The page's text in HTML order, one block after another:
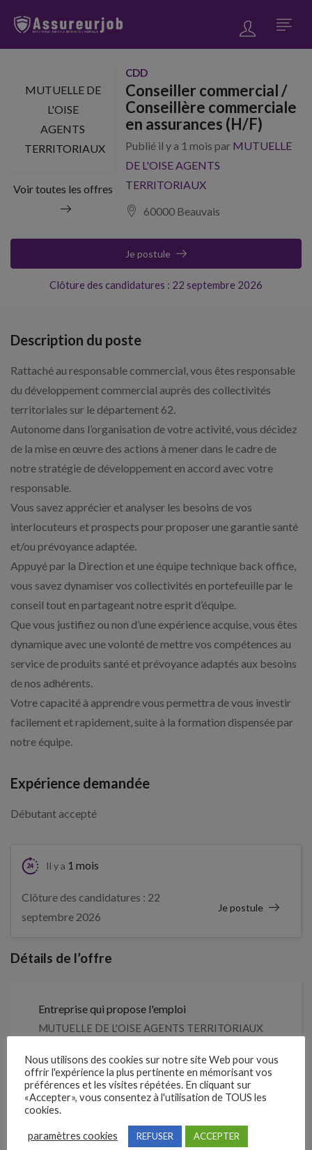
MUTUELLE DE
L'OISE
AGENTS
TERRITORIAUX
Voir toutes les offres
CDD
Conseiller commercial /
Conseillère commerciale
en assurances (H/F)
Publié il y a 1 mois par MUTUELLE
DE L'OISE AGENTS
TERRITORIAUX
60000 Beauvais
Clôture des candidatures : 22 septembre 2026
Je postule
Description du poste
Rattaché au responsable commercial, vous êtes responsable
du développement commercial auprès des collectivités
territoriales sur le département 62.
Autonome dans l’organisation de votre activité, vous décidez
de la mise en œuvre des actions à mener dans le cadre de
notre stratégie de développement en accord avec votre
responsable.
Vous savez apprécier et analyser les besoins de vos
interlocuteurs et prospects pour proposer une garantie santé
et/ou prévoyance adaptée.
Appuyé par la Direction et une équipe technique back office,
vous savez dynamiser vos collectivités en portefeuille par le
conseil tout en partageant notre esprit d’équipe.
Que vous justifiez ou non d’une expérience acquise, vous êtes
dynamique avec une volonté de mettre vos compétences au
service de produits santé et prévoyance adaptés aux besoins
de nos adhérents.
Votre capacité à apprendre vous permettra de vous investir
facilement et rapidement, suite à la formation dispensée par
notre équipe.
Expérience demandée
Débutant accepté
Il y a 1 mois
Clôture des candidatures : 22
septembre 2026
Je postule
Détails de l’offre
Entreprise qui propose l'emploi
MUTUELLE DE L'OISE AGENTS TERRITORIAUX
Référence
210YCHD
Clôture des candidatures : 22 septembre 2026
Nous utilisons des cookies sur notre site Web pour vous
offrir l'expérience la plus pertinente en mémorisant vos
préférences et les visites répétées. En cliquant sur
«Accepter», vous consentez à l'utilisation de TOUS les
cookies.
paramètres cookies REFUSER ACCEPTER